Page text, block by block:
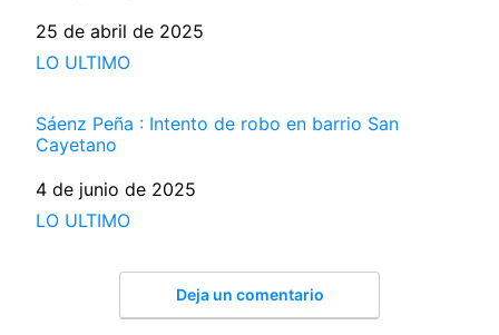
Fecha
25 de abril de 2025
Respecto a
LO ULTIMO
Sáenz Peña : Intento de robo en barrio San
Cayetano
Fecha
4 de junio de 2025
Respecto a
LO ULTIMO
Deja un comentario